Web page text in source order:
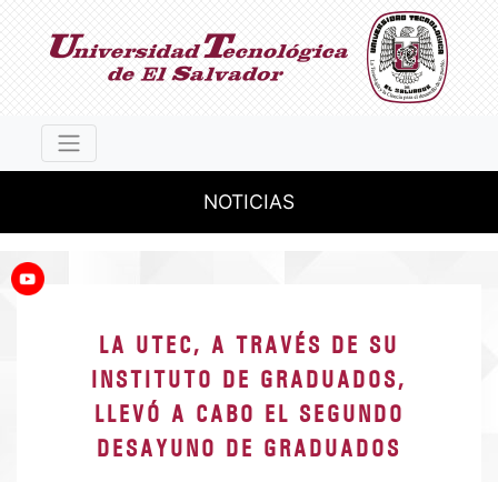
NOTICIAS
LA UTEC, A TRAVÉS DE SU
INSTITUTO DE GRADUADOS,
LLEVÓ A CABO EL SEGUNDO
DESAYUNO DE GRADUADOS